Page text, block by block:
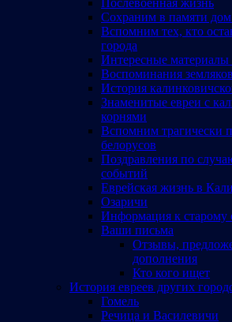
Сохраним в памяти дом
Вспомним тех, кто
города
Интересные материалы
Воспоминания земляков
История
Знаменитые евреи с
корнями
Вспомним трагически
белорусов
Поздравления по
событий
Еврейская жизнь в
Озаричи
Информация к старому
Ваши письма
Отзывы,
дополнения
Кто кого ищет
История евреев других
Гомель
Речица и Василевичи